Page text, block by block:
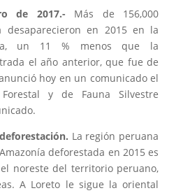
de 2017.- Más de 156,000
desaparecieron en 2015 en la
un 11 % menos que la
el año anterior, que fue de
hoy en un comunicado el
y de Fauna Silvestre
La región peruana
deforestada en 2015 es
noreste del territorio peruano,
A Loreto le sigue la oriental